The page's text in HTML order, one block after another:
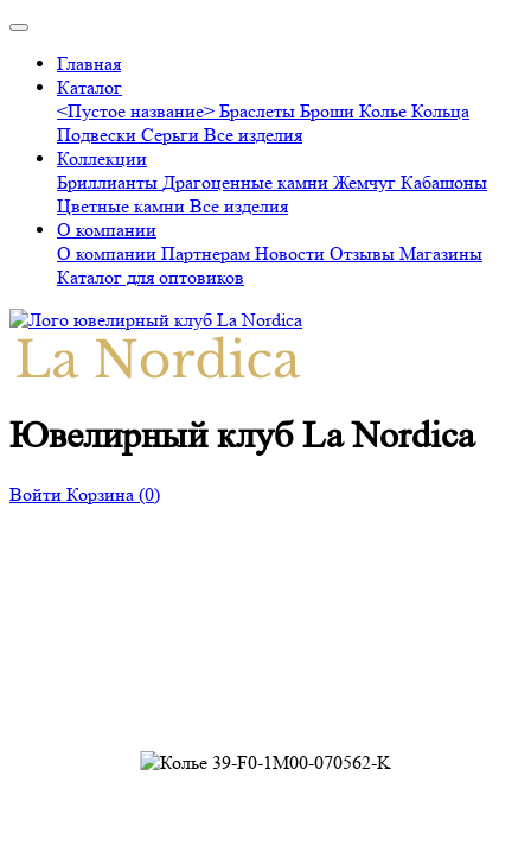
Главная
Каталог
<Пустое название> Браслеты Броши Колье Кольца
Подвески Серьги Все изделия
Коллекции
Бриллианты Драгоценные камни Жемчуг Кабашоны
Цветные камни Все изделия
О компании
О компании Партнерам Новости Отзывы Магазины
Каталог для оптовиков
Ювелирный клуб La Nordica
Войти Корзина (0)